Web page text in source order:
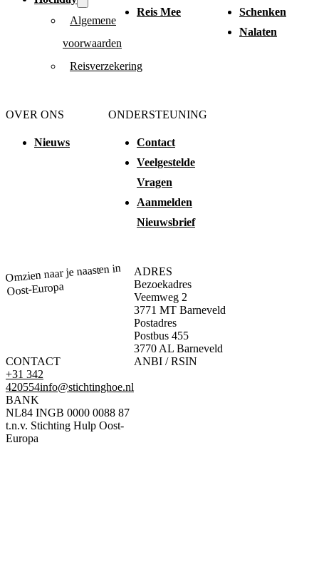
Algemene
voorwaarden
Reisverzekering
Reis Mee
Schenken
Nalaten
OVER ONS
Nieuws
ONDERSTEUNING
Contact
Veelgestelde
Vragen
Aanmelden
Nieuwsbrief
Omzien naar je naasten in
Oost-Europa
ADRES
Bezoekadres
Veemweg 2
3771 MT Barneveld
Postadres
Postbus 455
3770 AL Barneveld
CONTACT
+31 342
420554info@stichtinghoe.nl
BANK
NL84 INGB 0000 0088 87
t.n.v. Stichting Hulp Oost-
Europa
ANBI / RSIN